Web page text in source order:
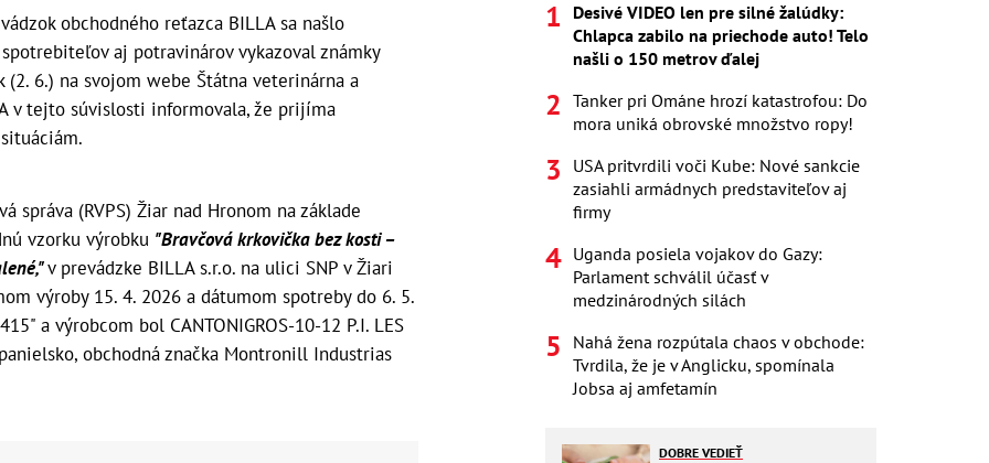
obchodného reťazca BILLA sa našlo
aj potravinárov vykazoval známky
6.) na svojom webe Štátna veterinárna a
v tejto súvislosti informovala, že prijíma
správa (RVPS) Žiar nad Hronom na základe
vzorku výrobku "Bravčová krkovička bez kosti –
v prevádzke BILLA s.r.o. na ulici SNP v Žiari
výroby 15. 4. 2026 a dátumom spotreby do 6. 5.
a výrobcom bol CANTONIGROS-10-12 P.I. LES
obchodná značka Montronill Industrias
Desivé VIDEO len pre silné žalúdky:
Chlapca zabilo na priechode auto! Telo
našli o 150 metrov ďalej
Tanker pri Ománe hrozí katastrofou: Do
mora uniká obrovské množstvo ropy!
USA pritvrdili voči Kube: Nové sankcie
zasiahli armádnych predstaviteľov aj
firmy
Uganda posiela vojakov do Gazy:
Parlament schválil účasť v
medzinárodných silách
Nahá žena rozpútala chaos v obchode:
Tvrdila, že je v Anglicku, spomínala
Jobsa aj amfetamín
DOBRE VEDIEŤ